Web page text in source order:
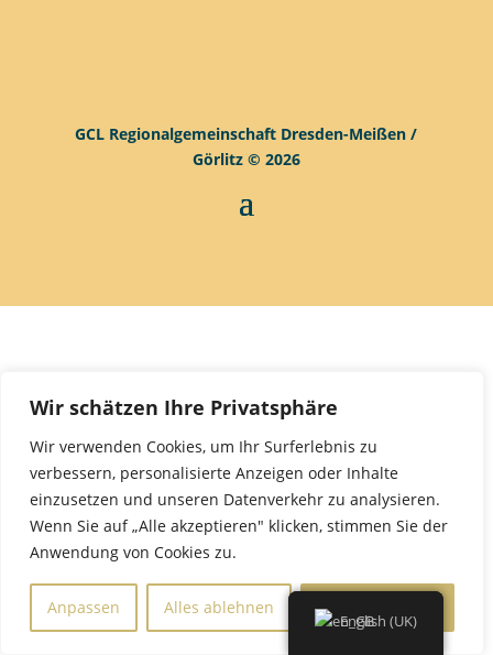
Wir schätzen Ihre Privatsphäre
Wir verwenden Cookies, um Ihr Surferlebnis zu
verbessern, personalisierte Anzeigen oder Inhalte
einzusetzen und unseren Datenverkehr zu analysieren.
Wenn Sie auf „Alle akzeptieren" klicken, stimmen Sie der
Anwendung von Cookies zu.
Anpassen Alles ablehnen Alle akzeptieren
GCL Regionalgemeinschaft Dresden-Meißen /
Görlitz © 2026
English (UK)
English (UK)